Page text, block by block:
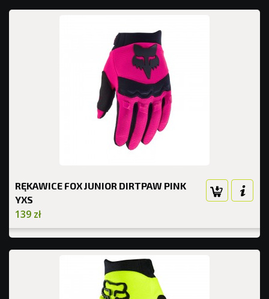
RĘKAWICE FOX JUNIOR DIRTPAW PINK
YXS
139 zł